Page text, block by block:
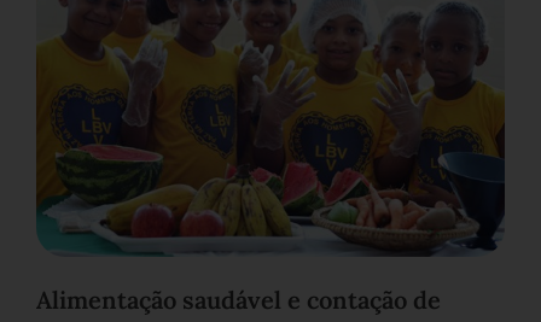
Alimentação saudável e contação de